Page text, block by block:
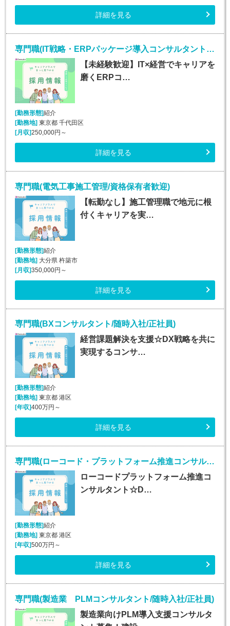
詳細を見る
専門職(IT戦略・ERPパッケージ導入コンサルタント/未経験者歓迎)
【未経験歓迎】IT×経営でキャリアを
磨くERPコ…
[勤務形態]紹介
[勤務地] 東京都 千代田区
[月収]250,000円～
詳細を見る
専門職(電気工事施工管理/資格保有者歓迎)
【転勤なし】施工管理職で地元に根
付くキャリアを実…
[勤務形態]紹介
[勤務地]大分県 杵築市
[月収]350,000円～
詳細を見る
専門職(BXコンサルタント/随時入社/正社員)
経営課題解決を支援☆DX戦略を共に
実現するコンサ…
[勤務形態]紹介
[勤務地] 東京都 港区
[年収]400万円～
詳細を見る
専門職(ローコード・プラットフォーム推進コンサルタント/正社員)
ローコードプラットフォーム推進コ
ンサルタント☆D…
[勤務形態]紹介
[勤務地] 東京都 港区
[年収]500万円～
詳細を見る
専門職(製造業 PLMコンサルタント/随時入社/正社員)
製造業向けPLM導入支援コンサルタ